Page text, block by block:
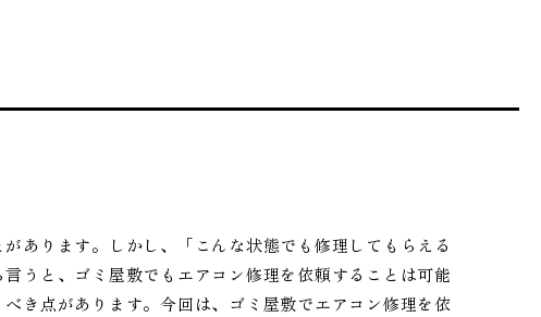
あります。しかし、「こんな状態でも修理してもらえる
うと、ゴミ屋敷でもエアコン修理を依頼することは可能
き点があります。今回は、ゴミ屋敷でエアコン修理を依